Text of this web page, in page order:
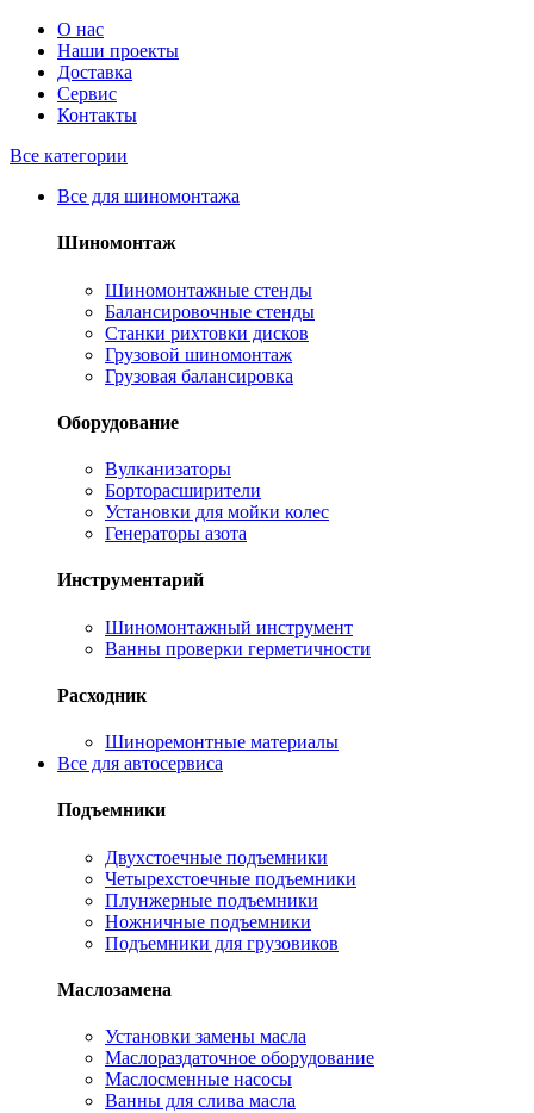
О нас
Наши проекты
Доставка
Сервис
Контакты
Все категории
Все для шиномонтажа
Шиномонтаж
Шиномонтажные стенды
Балансировочные стенды
Станки рихтовки дисков
Грузовой шиномонтаж
Грузовая балансировка
Оборудование
Вулканизаторы
Борторасширители
Установки для мойки колес
Генераторы азота
Инструментарий
Шиномонтажный инструмент
Ванны проверки герметичности
Расходник
Шиноремонтные материалы
Все для автосервиса
Подъемники
Двухстоечные подъемники
Четырехстоечные подъемники
Плунжерные подъемники
Ножничные подъемники
Подъемники для грузовиков
Маслозамена
Установки замены масла
Маслораздаточное оборудование
Маслосменные насосы
Ванны для слива масла